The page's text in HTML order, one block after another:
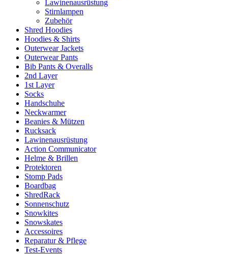
Lawinenausrüstung
Stirnlampen
Zubehör
Shred Hoodies
Hoodies & Shirts
Outerwear Jackets
Outerwear Pants
Bib Pants & Overalls
2nd Layer
1st Layer
Socks
Handschuhe
Neckwarmer
Beanies & Mützen
Rucksack
Lawinenausrüstung
Action Communicator
Helme & Brillen
Protektoren
Stomp Pads
Boardbag
ShredRack
Sonnenschutz
Snowkites
Snowskates
Accessoires
Reparatur & Pflege
Test-Events